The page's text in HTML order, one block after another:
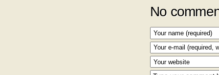
No